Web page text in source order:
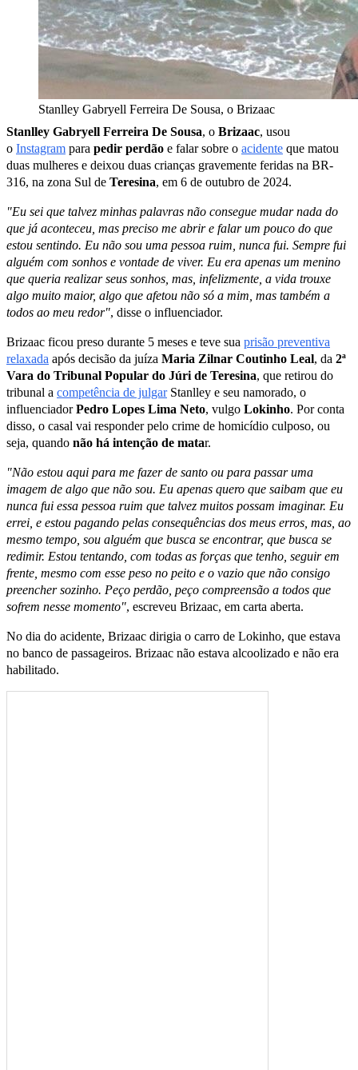
Stanlley Gabryell Ferreira De Sousa, o Brizaac
Stanlley Gabryell Ferreira De Sousa, o Brizaac, usou
o Instagram para pedir perdão e falar sobre o acidente que matou
duas mulheres e deixou duas crianças gravemente feridas na BR-
316, na zona Sul de Teresina, em 6 de outubro de 2024.
"Eu sei que talvez minhas palavras não consegue mudar nada do
que já aconteceu, mas preciso me abrir e falar um pouco do que
estou sentindo. Eu não sou uma pessoa ruim, nunca fui. Sempre fui
alguém com sonhos e vontade de viver. Eu era apenas um menino
que queria realizar seus sonhos, mas, infelizmente, a vida trouxe
algo muito maior, algo que afetou não só a mim, mas também a
todos ao meu redor", disse o influenciador.
Brizaac ficou preso durante 5 meses e teve sua prisão preventiva
relaxada após decisão da juíza Maria Zilnar Coutinho Leal, da 2ª
Vara do Tribunal Popular do Júri de Teresina, que retirou do
tribunal a competência de julgarStanlley e seu namorado, o
influenciadorPedro Lopes Lima Neto, vulgo Lokinho. Por conta
disso, o casal vai responder pelo crime de homicídio culposo, ou
seja, quando não há intenção de matar.
"Não estou aqui para me fazer de santo ou para passar uma
imagem de algo que não sou. Eu apenas quero que saibam que eu
nunca fui essa pessoa ruim que talvez muitos possam imaginar. Eu
errei, e estou pagando pelas consequências dos meus erros, mas, ao
mesmo tempo, sou alguém que busca se encontrar, que busca se
redimir. Estou tentando, com todas as forças que tenho, seguir em
frente, mesmo com esse peso no peito e o vazio que não consigo
preencher sozinho. Peço perdão, peço compreensão a todos que
sofrem nesse momento", escreveu Brizaac, em carta aberta.
No dia do acidente, Brizaac dirigia o carro de Lokinho, que estava
no banco de passageiros. Brizaac não estava alcoolizado e não era
habilitado.